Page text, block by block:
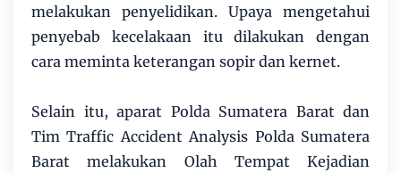
melakukan penyelidikan. Upaya mengetahui
penyebab kecelakaan itu dilakukan dengan
cara meminta keterangan sopir dan kernet.
Selain itu, aparat Polda Sumatera Barat dan
Tim Traffic Accident Analysis Polda Sumatera
Barat melakukan Olah Tempat Kejadian